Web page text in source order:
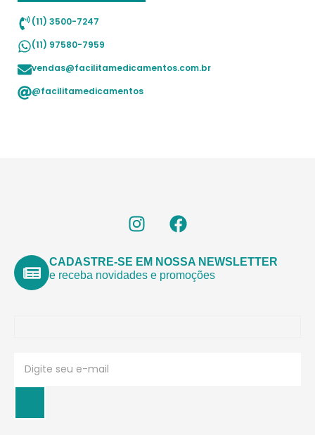
(11) 3500-7247
(11) 97580-7959
vendas@facilitamedicamentos.com.br
@facilitamedicamentos
CADASTRE-SE EM NOSSA NEWSLETTER
e receba novidades e promoções